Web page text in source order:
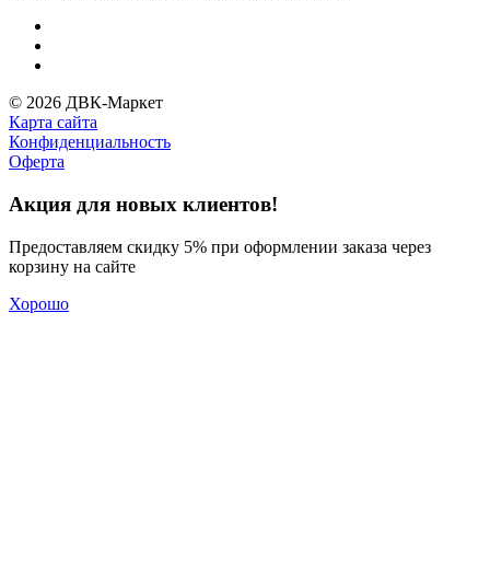
© 2026 ДВК-Маркет
Карта сайта
Конфиденциальность
Оферта
Акция для новых клиентов!
Предоставляем скидку 5% при оформлении заказа через
корзину на сайте
Хорошо